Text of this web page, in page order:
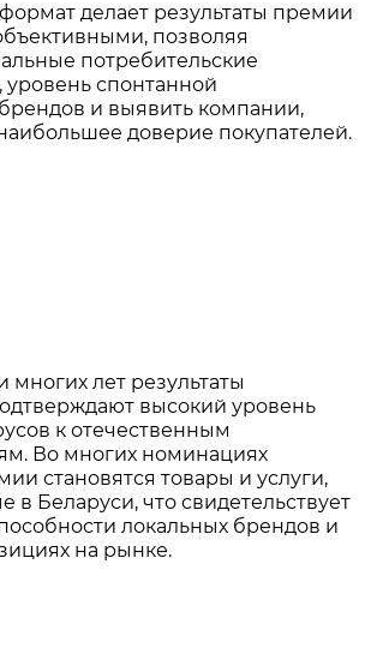
делает результаты премии
позволяя
потребительские
уровень спонтанной
и выявить компании,
доверие покупателей.
многих лет результаты
высокий уровень
к отечественным
Во многих номинациях
становятся товары и услуги,
в Беларуси, что свидетельствует
локальных брендов и
на рынке.